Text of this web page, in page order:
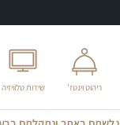
ריהוט וינטז' שידות טלוויזיה